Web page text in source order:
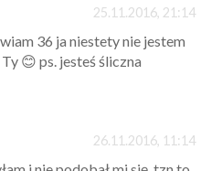
25.11.2016, 21:14
36 ja niestety nie jestem
😊 ps. jesteś śliczna
26.11.2016, 11:14